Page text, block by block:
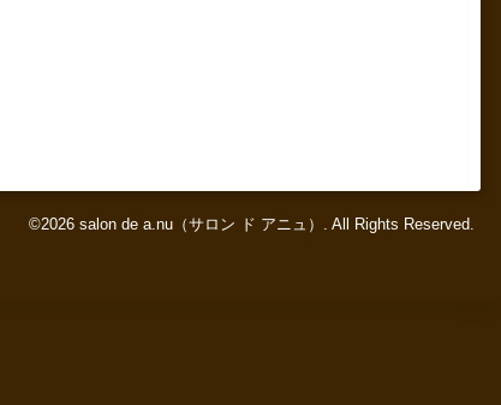
©2026 salon de a.nu（サロン ド アニュ） . All Rights Reserved.